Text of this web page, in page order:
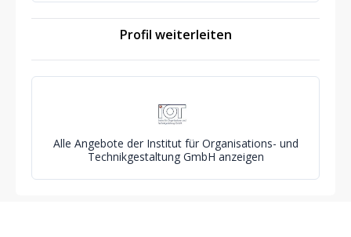
Profil weiterleiten
Alle Angebote der Institut für Organisations- und
Technikgestaltung GmbH anzeigen